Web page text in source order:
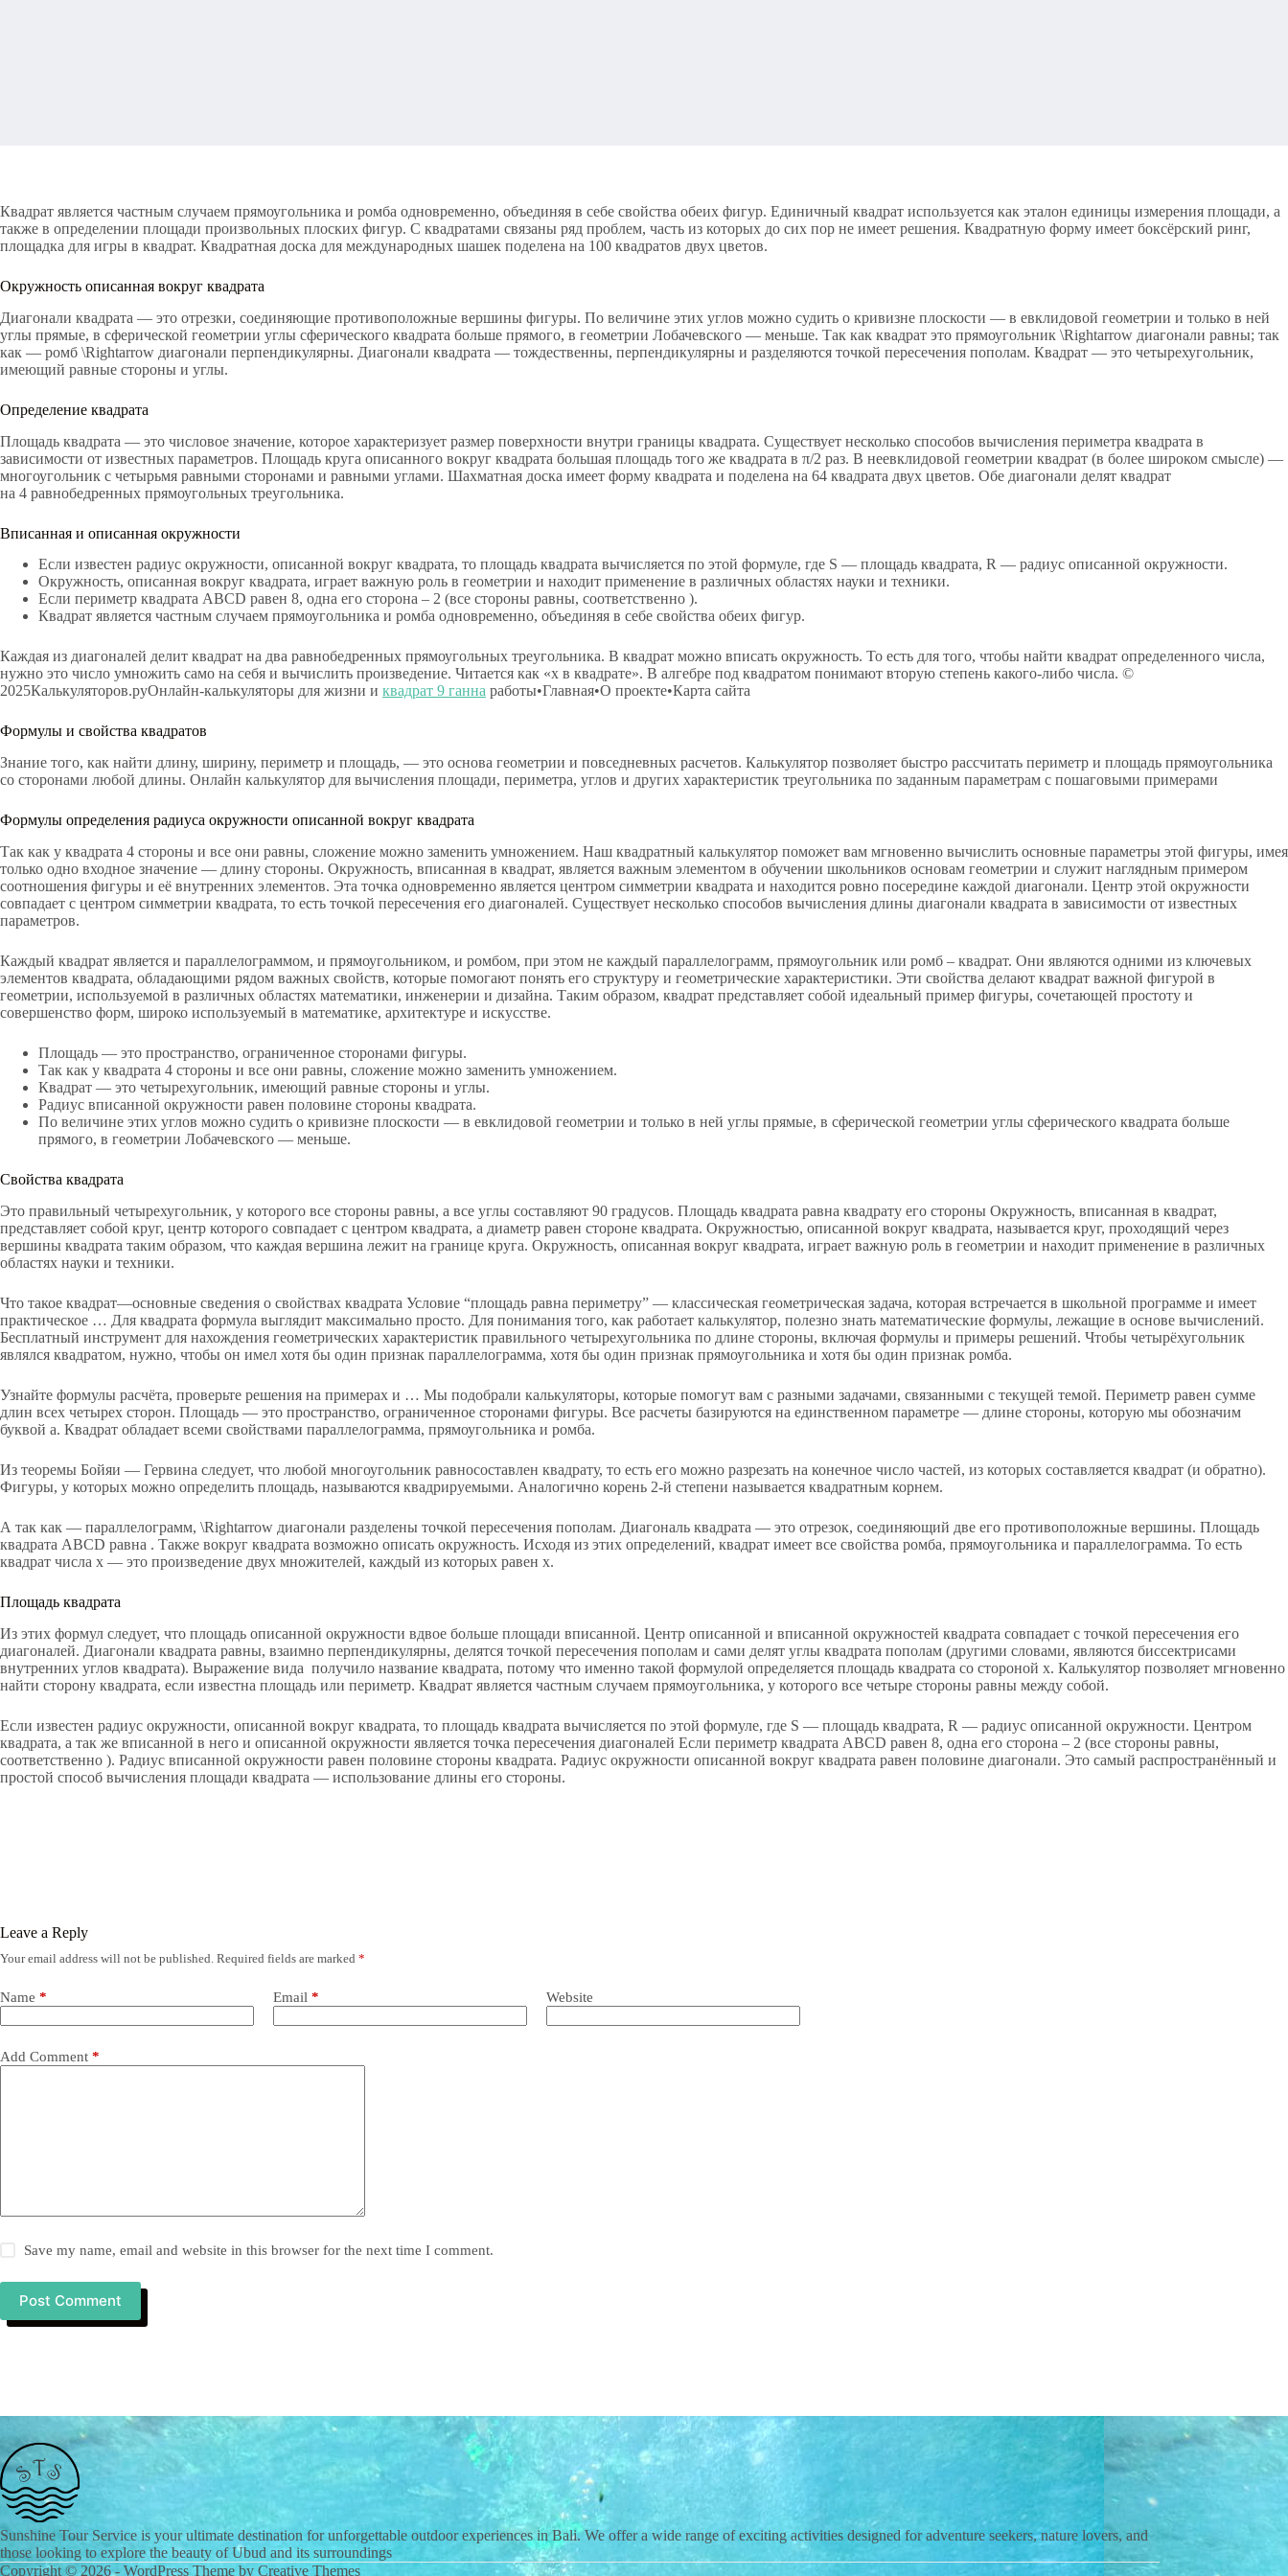
Квадрат является частным случаем прямоугольника и ромба одновременно, объединяя в себе свойства обеих фигур. Единичный квадрат используется как эталон единицы измерения площади, а
также в определении площади произвольных плоских фигур. С квадратами связаны ряд проблем, часть из которых до сих пор не имеет решения. Квадратную форму имеет боксёрский ринг,
площадка для игры в квадрат. Квадратная доска для международных шашек поделена на 100 квадратов двух цветов.
Окружность описанная вокруг квадрата
Диагонали квадрата — это отрезки, соединяющие противоположные вершины фигуры. По величине этих углов можно судить о кривизне плоскости — в евклидовой геометрии и только в ней
углы прямые, в сферической геометрии углы сферического квадрата больше прямого, в геометрии Лобачевского — меньше. Так как квадрат это прямоугольник \Rightarrow диагонали равны; так
как — ромб \Rightarrow диагонали перпендикулярны. Диагонали квадрата — тождественны, перпендикулярны и разделяются точкой пересечения пополам. Квадрат — это четырехугольник,
имеющий равные стороны и углы.
Определение квадрата
Площадь квадрата — это числовое значение, которое характеризует размер поверхности внутри границы квадрата. Существует несколько способов вычисления периметра квадрата в
зависимости от известных параметров. Площадь круга описанного вокруг квадрата большая площадь того же квадрата в π/2 раз. В неевклидовой геометрии квадрат (в более широком смысле) —
многоугольник с четырьмя равными сторонами и равными углами. Шахматная доска имеет форму квадрата и поделена на 64 квадрата двух цветов. Обе диагонали делят квадрат
на 4 равнобедренных прямоугольных треугольника.
Вписанная и описанная окружности
Если известен радиус окружности, описанной вокруг квадрата, то площадь квадрата вычисляется по этой формуле, где S — площадь квадрата, R — радиус описанной окружности.
Окружность, описанная вокруг квадрата, играет важную роль в геометрии и находит применение в различных областях науки и техники.
Если периметр квадрата ABCD равен 8, одна его сторона – 2 (все стороны равны, соответственно ).
Квадрат является частным случаем прямоугольника и ромба одновременно, объединяя в себе свойства обеих фигур.
Каждая из диагоналей делит квадрат на два равнобедренных прямоугольных треугольника. В квадрат можно вписать окружность. То есть для того, чтобы найти квадрат определенного числа,
нужно это число умножить само на себя и вычислить произведение. Читается как «x в квадрате». В алгебре под квадратом понимают вторую степень какого-либо числа. ©
2025Калькуляторов.руОнлайн-калькуляторы для жизни и квадрат 9 ганна работы•Главная•О проекте•Карта сайта
Формулы и свойства квадратов
Знание того, как найти длину, ширину, периметр и площадь, — это основа геометрии и повседневных расчетов. Калькулятор позволяет быстро рассчитать периметр и площадь прямоугольника
со сторонами любой длины. Онлайн калькулятор для вычисления площади, периметра, углов и других характеристик треугольника по заданным параметрам с пошаговыми примерами
Формулы определения радиуса окружности описанной вокруг квадрата
Так как у квадрата 4 стороны и все они равны, сложение можно заменить умножением. Наш квадратный калькулятор поможет вам мгновенно вычислить основные параметры этой фигуры, имея
только одно входное значение — длину стороны. Окружность, вписанная в квадрат, является важным элементом в обучении школьников основам геометрии и служит наглядным примером
соотношения фигуры и её внутренних элементов. Эта точка одновременно является центром симметрии квадрата и находится ровно посередине каждой диагонали. Центр этой окружности
совпадает с центром симметрии квадрата, то есть точкой пересечения его диагоналей. Существует несколько способов вычисления длины диагонали квадрата в зависимости от известных
параметров.
Каждый квадрат является и параллелограммом, и прямоугольником, и ромбом, при этом не каждый параллелограмм, прямоугольник или ромб – квадрат. Они являются одними из ключевых
элементов квадрата, обладающими рядом важных свойств, которые помогают понять его структуру и геометрические характеристики. Эти свойства делают квадрат важной фигурой в
геометрии, используемой в различных областях математики, инженерии и дизайна. Таким образом, квадрат представляет собой идеальный пример фигуры, сочетающей простоту и
совершенство форм, широко используемый в математике, архитектуре и искусстве.
Площадь — это пространство, ограниченное сторонами фигуры.
Так как у квадрата 4 стороны и все они равны, сложение можно заменить умножением.
Квадрат — это четырехугольник, имеющий равные стороны и углы.
Радиус вписанной окружности равен половине стороны квадрата.
По величине этих углов можно судить о кривизне плоскости — в евклидовой геометрии и только в ней углы прямые, в сферической геометрии углы сферического квадрата больше
прямого, в геометрии Лобачевского — меньше.
Свойства квадрата
Это правильный четырехугольник, у которого все стороны равны, а все углы составляют 90 градусов. Площадь квадрата равна квадрату его стороны Окружность, вписанная в квадрат,
представляет собой круг, центр которого совпадает с центром квадрата, а диаметр равен стороне квадрата. Окружностью, описанной вокруг квадрата, называется круг, проходящий через
вершины квадрата таким образом, что каждая вершина лежит на границе круга. Окружность, описанная вокруг квадрата, играет важную роль в геометрии и находит применение в различных
областях науки и техники.
Что такое квадрат—основные сведения о свойствах квадрата Условие “площадь равна периметру” — классическая геометрическая задача, которая встречается в школьной программе и имеет
практическое … Для квадрата формула выглядит максимально просто. Для понимания того, как работает калькулятор, полезно знать математические формулы, лежащие в основе вычислений.
Бесплатный инструмент для нахождения геометрических характеристик правильного четырехугольника по длине стороны, включая формулы и примеры решений. Чтобы четырёхугольник
являлся квадратом, нужно, чтобы он имел хотя бы один признак параллелограмма, хотя бы один признак прямоугольника и хотя бы один признак ромба.
Узнайте формулы расчёта, проверьте решения на примерах и … Мы подобрали калькуляторы, которые помогут вам с разными задачами, связанными с текущей темой. Периметр равен сумме
длин всех четырех сторон. Площадь — это пространство, ограниченное сторонами фигуры. Все расчеты базируются на единственном параметре — длине стороны, которую мы обозначим
буквой a. Квадрат обладает всеми свойствами параллелограмма, прямоугольника и ромба.
Из теоремы Бойяи — Гервина следует, что любой многоугольник равносоставлен квадрату, то есть его можно разрезать на конечное число частей, из которых составляется квадрат (и обратно).
Фигуры, у которых можно определить площадь, называются квадрируемыми. Аналогично корень 2-й степени называется квадратным корнем.
А так как — параллелограмм, \Rightarrow диагонали разделены точкой пересечения пополам. Диагональ квадрата — это отрезок, соединяющий две его противоположные вершины. Площадь
квадрата ABCD равна . Также вокруг квадрата возможно описать окружность. Исходя из этих определений, квадрат имеет все свойства ромба, прямоугольника и параллелограмма. То есть
квадрат числа x — это произведение двух множителей, каждый из которых равен x.
Площадь квадрата
Из этих формул следует, что площадь описанной окружности вдвое больше площади вписанной. Центр описанной и вписанной окружностей квадрата совпадает с точкой пересечения его
диагоналей. Диагонали квадрата равны, взаимно перпендикулярны, делятся точкой пересечения пополам и сами делят углы квадрата пополам (другими словами, являются биссектрисами
внутренних углов квадрата). Выражение вида получило название квадрата, потому что именно такой формулой определяется площадь квадрата со стороной x. Калькулятор позволяет мгновенно
найти сторону квадрата, если известна площадь или периметр. Квадрат является частным случаем прямоугольника, у которого все четыре стороны равны между собой.
Если известен радиус окружности, описанной вокруг квадрата, то площадь квадрата вычисляется по этой формуле, где S — площадь квадрата, R — радиус описанной окружности. Центром
квадрата, а так же вписанной в него и описанной окружности является точка пересечения диагоналей Если периметр квадрата ABCD равен 8, одна его сторона – 2 (все стороны равны,
соответственно ). Радиус вписанной окружности равен половине стороны квадрата. Радиус окружности описанной вокруг квадрата равен половине диагонали. Это самый распространённый и
простой способ вычисления площади квадрата — использование длины его стороны.
Leave a Reply
Your email address will not be published. Required fields are marked *
Name * Email * Website
Add Comment *
Save my name, email and website in this browser for the next time I comment.
Post Comment
Sunshine Tour Service is your ultimate destination for unforgettable outdoor experiences in Bali. We offer a wide range of exciting activities designed for adventure seekers, nature lovers, and
those looking to explore the beauty of Ubud and its surroundings
Copyright © 2026 - WordPress Theme by Creative Themes